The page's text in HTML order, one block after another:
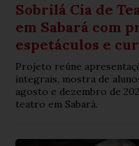
Sobrilá Cia de
em Sabará com
espetáculos e
Projeto reúne
integrais, mostra de
agosto e dezembro de
teatro em Sabará.